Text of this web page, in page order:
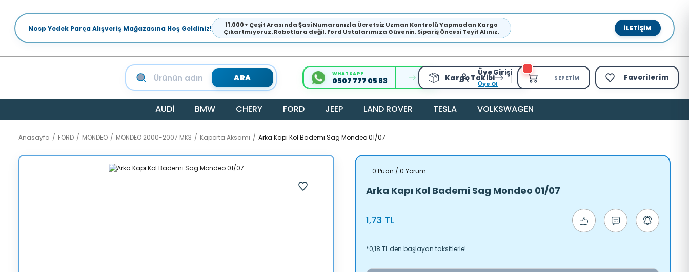
Nosp Yedek Parça Alışveriş Mağazasına Hoş Geldiniz!
11.000+ Çeşit Arasında Şasi Numaranızla Ücretsiz Uzman Kontrolü Yapmadan Kargo
Çıkartmıyoruz. Robotlara değil, Ford Ustalarımıza Güvenin. Sipariş Öncesi Teyit Alınız.
İLETIŞIM
ARA WHATSAPP
0507 777 05 83 Kargo Takibi
Üye Girişi
Üye Ol
SEPETIM Favorilerim
AUDİ BMW CHERY FORD JEEP LAND ROVER TESLA VOLKSWAGEN
Anasayfa FORD MONDEO MONDEO 2000-2007 MK3 Kaporta Aksamı Arka Kapı Kol Bademi Sag Mondeo 01/07
0 Puan / 0 Yorum
Arka Kapı Kol Bademi Sag Mondeo 01/07
1,73 TL
*0,18 TL den başlayan taksitlerle!